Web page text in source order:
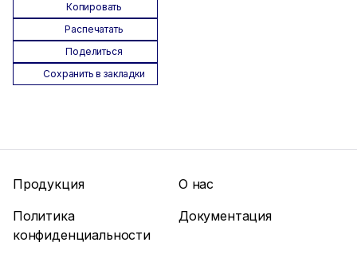
Копировать
Распечатать
Поделиться
Сохранить в закладки
Продукция
О нас
Политика
конфиденциальности
Документация